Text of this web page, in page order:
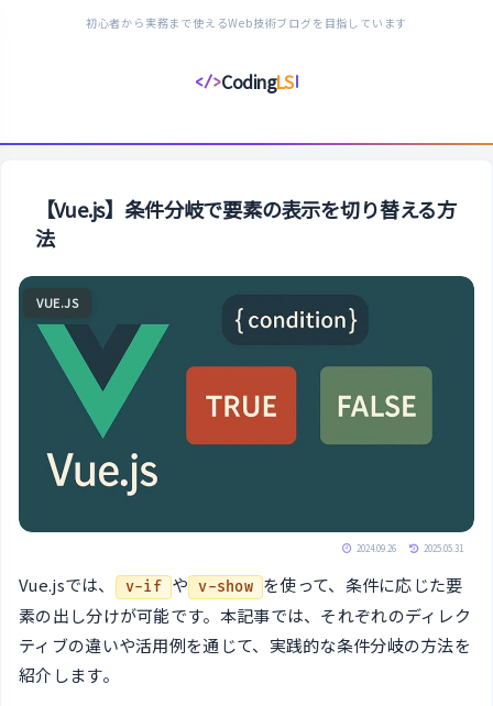
初心者から実務まで使えるWeb技術ブログを目指しています
</>CodingLS
コ
デ
ン
タ
イ
【Vue.js】条件分岐で要素の表示を切り替える方
法
VUE.JS
2024.09.26 2025.05.31
Vue.jsでは、 v-if や v-show
を使って、条件に応じた要
素の出し分けが可能です。本記事では、それぞれのディレク
ティブの違いや活用例を通じて、実践的な条件分岐の方法を
紹介します。